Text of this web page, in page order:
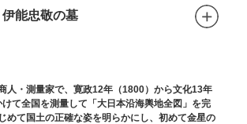
伊能忠敬の墓
人・測量家で、寛政12年（1800）から文化13年
けて全国を測量して「大日本沿海輿地全図」を完
めて国土の正確な姿を明らかにし、初めて金星の